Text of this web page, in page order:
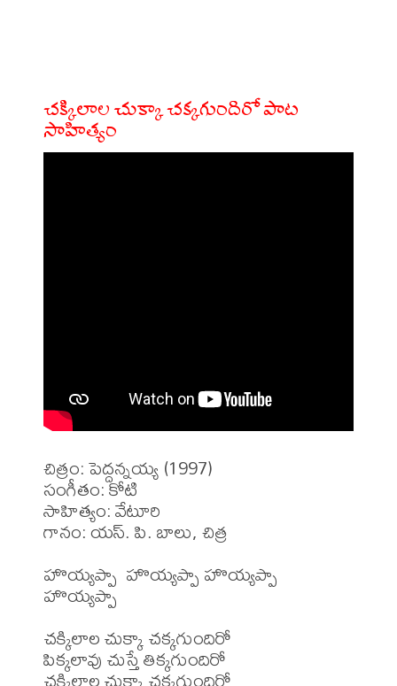
చక్కిలాల చుక్కా చక్కగుందిరో పాట
సాహిత్యం
చిత్రం: పెద్దన్నయ్య (1997)
సంగీతం: కోటి
సాహిత్యం: వేటూరి
గానం: యస్. పి. బాలు, చిత్ర
హొయ్యప్పా  హొయ్యప్పా హొయ్యప్పా
హొయ్యప్పా
చక్కిలాల చుక్కా చక్కగుందిరో
పిక్కలావు చుస్తే తిక్కగుందిరో